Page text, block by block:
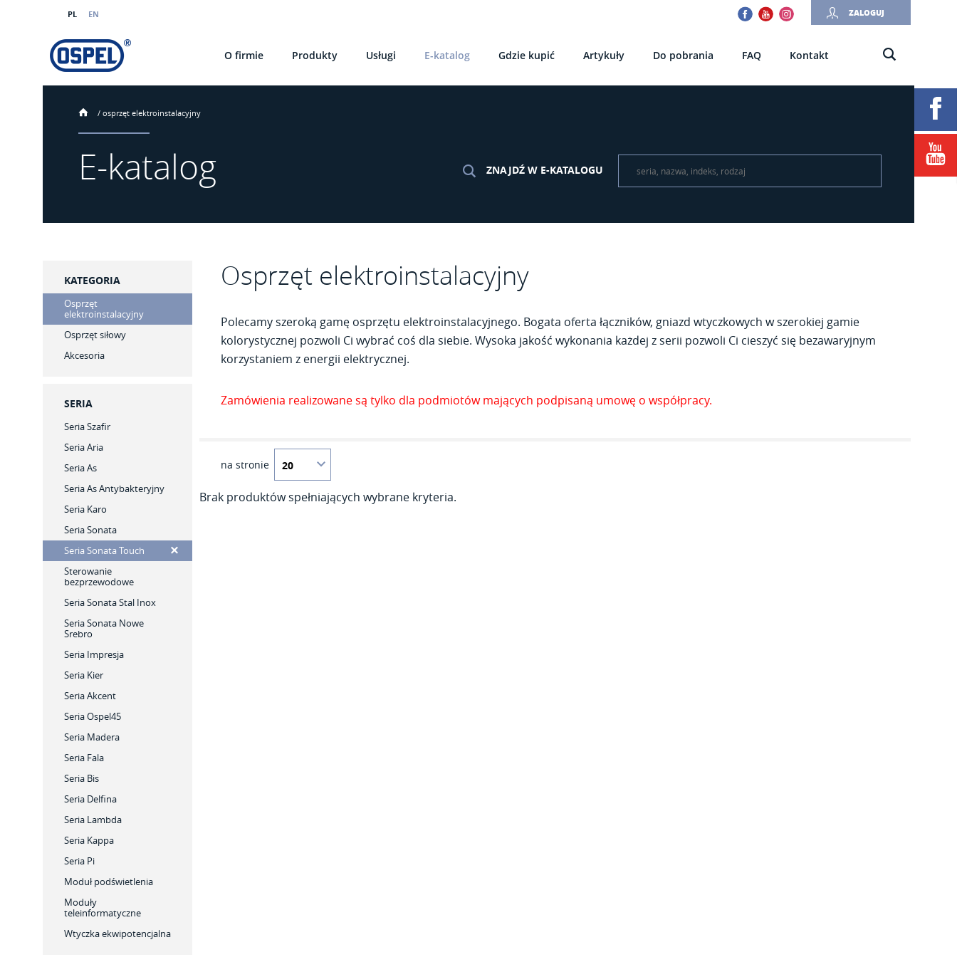
PL EN ZALOGUJ
Instagram
O firmie Produkty Usługi E-katalog Gdzie kupić Artykuły Do pobrania FAQ Kontakt
/ osprzęt elektroinstalacyjny
E-katalog ZNAJDŹ W E-KATALOGU
KATEGORIA
Osprzęt
elektroinstalacyjny
Osprzęt siłowy
Akcesoria
SERIA
Seria Szafir
Seria Aria
Seria As
Seria As Antybakteryjny
Seria Karo
Seria Sonata
Seria Sonata Touch
Sterowanie
bezprzewodowe
Seria Sonata Stal Inox
Seria Sonata Nowe
Srebro
Seria Impresja
Seria Kier
Seria Akcent
Seria Ospel45
Seria Madera
Seria Fala
Seria Bis
Seria Delfina
Seria Lambda
Seria Kappa
Seria Pi
Moduł podświetlenia
Moduły
teleinformatyczne
Wtyczka ekwipotencjalna
Osprzęt elektroinstalacyjny
Polecamy szeroką gamę osprzętu elektroinstalacyjnego. Bogata oferta łączników, gniazd wtyczkowych w szerokiej gamie
kolorystycznej pozwoli Ci wybrać coś dla siebie. Wysoka jakość wykonania każdej z serii pozwoli Ci cieszyć się bezawaryjnym
korzystaniem z energii elektrycznej.
Zamówienia realizowane są tylko dla podmiotów mających podpisaną umowę o współpracy.
na stronie
Brak produktów spełniających wybrane kryteria.